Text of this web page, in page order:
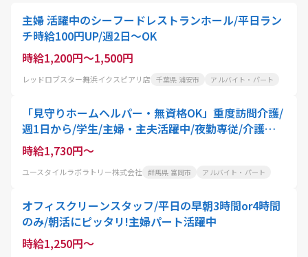
主婦 活躍中のシーフードレストランホール/平日ラン
チ時給100円UP/週2日〜OK
時給1,200円～1,500円
レッドロブスター舞浜イクスピアリ店 千葉県 浦安市 アルバイト・パート
「見守りホームヘルパー・無資格OK」重度訪問介護/
週1日から/学生/主婦・主夫活躍中/夜勤専従/介護職
員
時給1,730円～
ユースタイルラボラトリー株式会社 群馬県 富岡市 アルバイト・パート
オフィスクリーンスタッフ/平日の早朝3時間or4時間
のみ/朝活にピッタリ!主婦パート活躍中
時給1,250円～